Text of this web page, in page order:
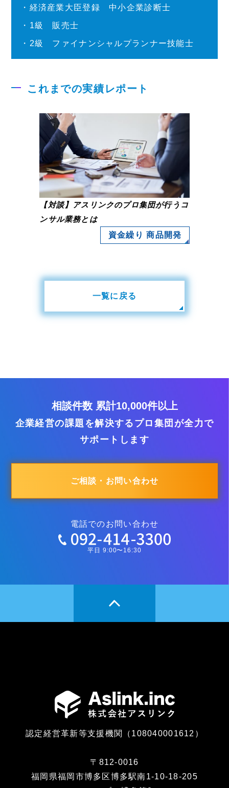
・経済産業大臣登録 中小企業診断士
・1級 販売士
・2級 ファイナンシャルプランナー技能士
これまでの実績レポート
【対談】アスリンクのプロ集団が行うコ
ンサル業務とは
資金繰り 商品開発
一覧に戻る
相談件数 累計10,000件以上
企業経営の課題を解決するプロ集団が全力で
サポートします
ご相談・お問い合わせ
電話でのお問い合わせ
平日 9:00〜16:30
認定経営革新等支援機関（108040001612）
〒812-0016
福岡県福岡市博多区博多駅南1-10-18-205